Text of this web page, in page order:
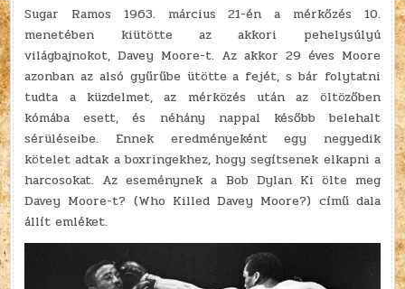
Sugar Ramos 1963. március 21-én a mérkőzés 10.
menetében kiütötte az akkori pehelysúlyú
világbajnokot, Davey Moore-t. Az akkor 29 éves Moore
azonban az alsó gyűrűbe ütötte a fejét, s bár folytatni
tudta a küzdelmet, az mérközés után az öltözőben
kómába esett, és néhány nappal később belehalt
sérüléseibe. Ennek eredményeként egy negyedik
kötelet adtak a boxringekhez, hogy segítsenek elkapni a
harcosokat. Az eseménynek a Bob Dylan Ki ölte meg
Davey Moore-t? (Who Killed Davey Moore?) című dala
állít emléket.